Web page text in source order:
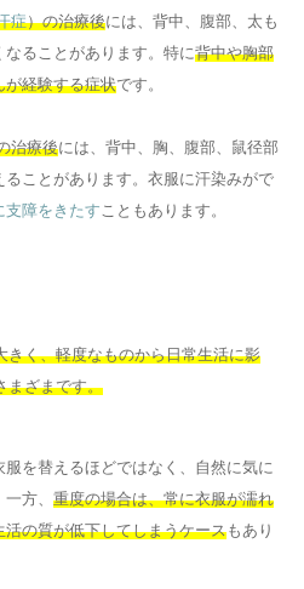
症）の治療後には、背中、腹部、太も
ることがあります。特に背中や胸部
が経験する症状です。
治療後には、背中、胸、腹部、鼠径部
ることがあります。衣服に汗染みがで
支障をきたすこともあります。
きく、軽度なものから日常生活に影
まざまです。
を替えるほどではなく、自然に気に
方、 重度の場合は、常に衣服が濡れ
の質が低下してしまうケースもあり